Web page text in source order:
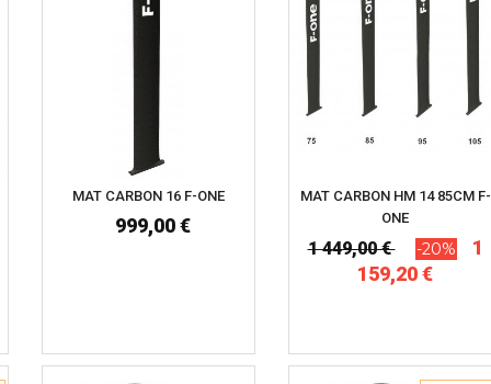
MAT CARBON 16 F-ONE
999,00 €
MAT CARBON HM 14 85CM F-
ONE
1 449,00 € -20%
1
159,20 €